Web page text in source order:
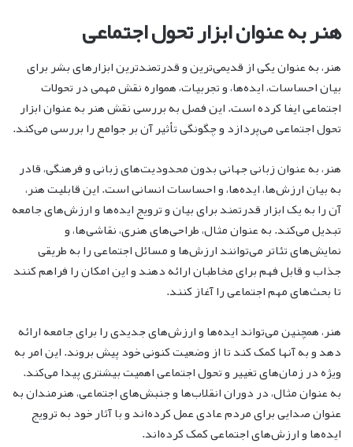
هنر به عنوان ابزار تحول اجتماعی
هنر، به عنوان یکی از قدیمی‌ترین و قدرتمندترین ابزارهای بشر برای
بیان احساسات، ایده‌ها، و تجربیات، همواره نقش مهمی در تحولات
اجتماعی ایفا کرده است. این فصل به بررسی نقش هنر به عنوان ابزار
تحول اجتماعی می‌پردازد و چگونگی تأثیر آن بر جوامع را بررسی می‌کند.
هنر، به عنوان زبانی جهانی بدون محدودیت‌های زبانی و فرهنگی، قادر
به بیان ارزش‌ها، ایده‌ها، و احساسات انسانی است. این قابلیت هنر،
آن را به یک ابزار قدرتمند برای بیان و ترویج ایده‌ها و ارزش‌های جامعه
تبدیل می‌کند. به عنوان مثال، طراحی‌های هنری، نقاشی‌ها، و
نمایش‌های تئاتر می‌توانند ارزش‌ها و مسائل اجتماعی را به طریقی
جذاب و قابل فهم برای مخاطبان ارائه دهند و این امکان را فراهم کنند
تا بحث‌های مهم اجتماعی را آغاز کنند.
هنر، همچنین می‌تواند ایده‌ها و ارزش‌های جدیدی را برای جامعه ارائه
دهد و به آنها کمک کند تا از وضعیت کنونی خود پیش بروند. این امر به
ویژه در زمان‌های تغییر و تحول اجتماعی اهمیت بیشتری پیدا می‌کند.
به عنوان مثال، در دوران انقلاب‌ها و جنبش‌های اجتماعی، هنرمندان به
عنوان صدایی برای مردم عادی عمل کرده‌اند و با آثار خود به ترویج
ایده‌ها و ارزش‌های اجتماعی کمک کرده‌اند.